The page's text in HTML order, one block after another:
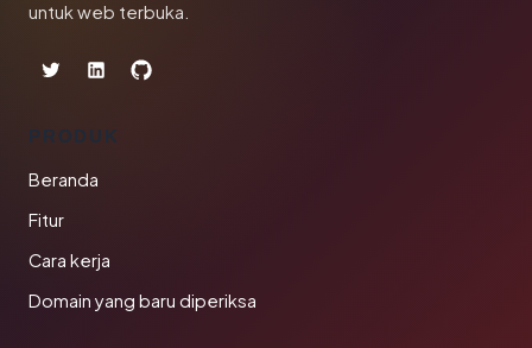
untuk web terbuka.
PRODUK
Beranda
Fitur
Cara kerja
Domain yang baru diperiksa